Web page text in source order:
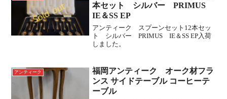
本セット シルバー PRIMUS
IE＆SS EP
アンティーク スプーンセット12本セッ
ト シルバー PRIMUS IE＆SS EP入荷
しました。
アンティーク
福岡アンティーク オーク材フラ
ンス サイドテーブル コーヒーテ
ーブル